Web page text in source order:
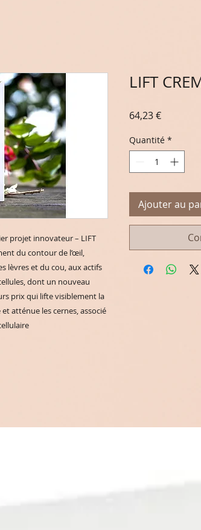
projet innovateur – LIFT
du contour de l’œil,
lèvres et du cou, aux actifs
dont un nouveau
prix qui lifte visiblement la
atténue les cernes, associé
LIFT
64,23 €Prix
Quantité *
Ajouter au